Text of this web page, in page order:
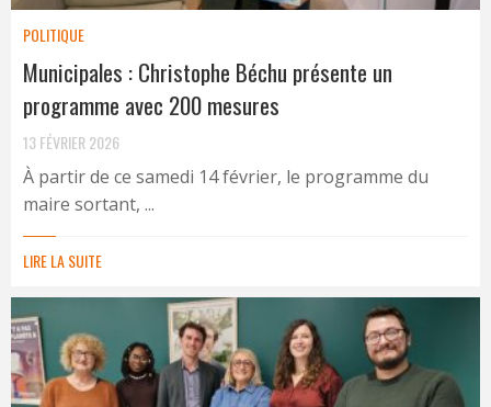
POLITIQUE
Municipales : Christophe Béchu présente un
programme avec 200 mesures
13 FÉVRIER 2026
À partir de ce samedi 14 février, le programme du
maire sortant, ...
LIRE LA SUITE